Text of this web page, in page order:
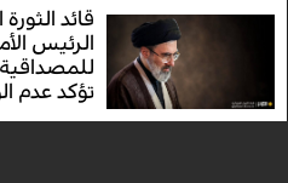
قائد
الرئيس
تؤكد عدم
8 11747 V | Badr5 12284 V